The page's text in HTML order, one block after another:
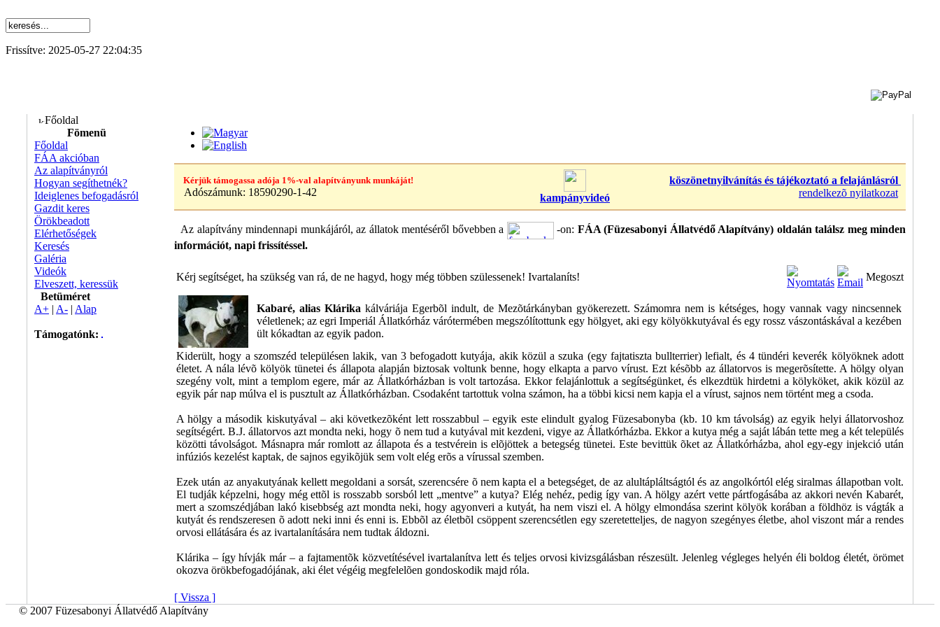
Frissítve: 2025-05-27 22:04:35
Főoldal
Fömenü
Főoldal
FÁA akcióban
Az alapítványról
Hogyan segíthetnék?
Ideiglenes befogadásról
Gazdit keres
Örökbeadott
Elérhetőségek
Keresés
Galéria
Videók
Elveszett, keressük
Betüméret
A+ | A- | Alap
Támogatónk:
Kérjük támogassa adója 1%-val alapítványunk munkáját!
Adószámunk: 18590290-1-42 kampányvideó
köszönetnyilvánítás és tájékoztató a felajánlásról
rendelkezõ nyilatkozat
Az alapítvány mindennapi munkájáról, az állatok mentéséről bővebben a -on: FÁA (Füzesabonyi Állatvédő Alapítvány) oldalán találsz meg minden
információt, napi frissítéssel.
Kérj segítséget, ha szükség van rá, de ne hagyd, hogy még többen szülessenek! Ivartalaníts! Megoszt
Kabaré, alias Klárika kálváriája Egerbõl indult, de Mezõtárkányban gyökerezett. Számomra nem is kétséges, hogy vannak vagy nincsennek
véletlenek; az egri Imperiál Állatkórház várótermében megszólítottunk egy hölgyet, aki egy kölyökkutyával és egy rossz vászontáskával a kezében
ült kókadtan az egyik padon.
Kiderült, hogy a szomszéd településen lakik, van 3 befogadott kutyája, akik közül a szuka (egy fajtatiszta bullterrier) lefialt, és 4 tündéri keverék kölyöknek adott
életet. A nála lévõ kölyök tünetei és állapota alapján biztosak voltunk benne, hogy elkapta a parvo vírust. Ezt késõbb az állatorvos is megerõsítette. A hölgy olyan
szegény volt, mint a templom egere, már az Állatkórházban is volt tartozása. Ekkor felajánlottuk a segítségünket, és elkezdtük hirdetni a kölyköket, akik közül az
egyik pár nap múlva el is pusztult az Állatkórházban. Csodaként tartottuk volna számon, ha a többi kicsi nem kapja el a vírust, sajnos nem történt meg a csoda.
A hölgy a második kiskutyával – aki következõként lett rosszabbul – egyik este elindult gyalog Füzesabonyba (kb. 10 km távolság) az egyik helyi állatorvoshoz
segítségért. B.J. állatorvos azt mondta neki, hogy õ nem tud a kutyával mit kezdeni, vigye az Állatkórházba. Ekkor a kutya még a saját lábán tette meg a két település
közötti távolságot. Másnapra már romlott az állapota és a testvérein is elõjöttek a betegség tünetei. Este bevittük õket az Állatkórházba, ahol egy-egy injekció után
infúziós kezelést kaptak, de sajnos egyikõjük sem volt elég erõs a vírussal szemben.
Ezek után az anyakutyának kellett megoldani a sorsát, szerencsére õ nem kapta el a betegséget, de az alultápláltságtól és az angolkórtól elég siralmas állapotban volt.
El tudják képzelni, hogy még ettõl is rosszabb sorsból lett „mentve” a kutya? Elég nehéz, pedig így van. A hölgy azért vette pártfogásába az akkori nevén Kabarét,
mert a szomszédjában lakó kisebbség azt mondta neki, hogy agyonveri a kutyát, ha nem viszi el. A hölgy elmondása szerint kölyök korában a földhöz is vágták a
kutyát és rendszeresen õ adott neki inni és enni is. Ebbõl az életbõl csöppent szerencsétlen egy szeretetteljes, de nagyon szegényes életbe, ahol viszont már a rendes
orvosi ellátására és az ivartalanítására nem tudtak áldozni.
Klárika – így hívják már – a fajtamentõk közvetítésével ivartalanítva lett és teljes orvosi kivizsgálásban részesült. Jelenleg végleges helyén éli boldog életét, örömet
okozva örökbefogadójának, aki élet végéig megfelelõen gondoskodik majd róla.
[ Vissza ]
© 2007 Füzesabonyi Állatvédő Alapítvány